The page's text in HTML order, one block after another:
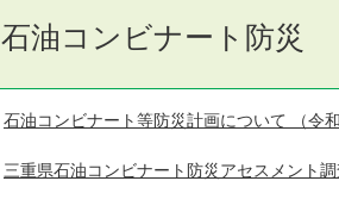
石油コンビナート防災
石油コンビナート等防災計画について （令
三重県石油コンビナート防災アセスメント調